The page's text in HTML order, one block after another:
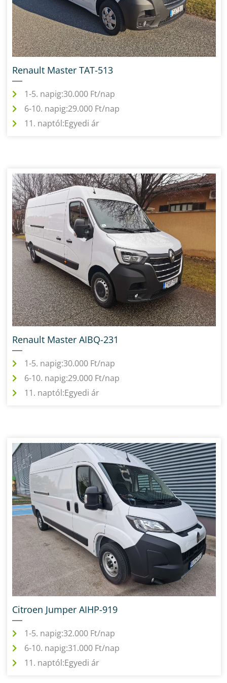
Renault Master TAT-513
1-5. napig:30.000 Ft/nap
6-10. napig:29.000 Ft/nap
11. naptól:Egyedi ár
Renault Master AIBQ-231
1-5. napig:30.000 Ft/nap
6-10. napig:29.000 Ft/nap
11. naptól:Egyedi ár
Citroen Jumper AIHP-919
1-5. napig:32.000 Ft/nap
6-10. napig:31.000 Ft/nap
11. naptól:Egyedi ár